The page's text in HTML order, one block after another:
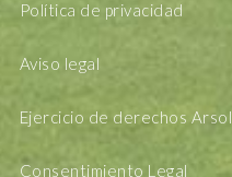
Política de privacidad
Aviso legal
Ejercicio de derechos Arsol
Consentimiento Legal